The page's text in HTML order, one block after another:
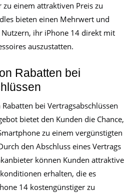
zu einem attraktiven Preis zu
bieten einen Mehrwert und
ihr iPhone 14 direkt mit
auszustatten.
Rabatten bei
bei Vertragsabschlüssen
bietet den Kunden die Chance,
zu einem vergünstigten
den Abschluss eines Vertrags
können Kunden attraktive
erhalten, die es
14 kostengünstiger zu